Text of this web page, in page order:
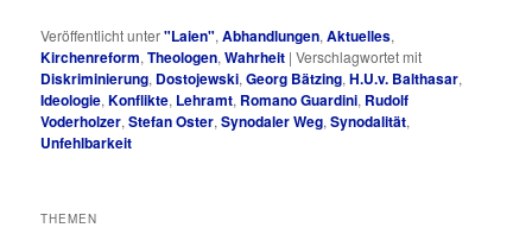
Veröffentlicht unter"Laien",Abhandlungen,Aktuelles,
Kirchenreform,Theologen,Wahrheit |Verschlagwortet mit
Diskriminierung, Dostojewski,Georg Bätzing,H.U.v. Balthasar,
Ideologie,Konflikte, Lehramt, Romano Guardini, Rudolf
Voderholzer,Stefan Oster,Synodaler Weg,Synodalität,
Unfehlbarkeit
THEMEN